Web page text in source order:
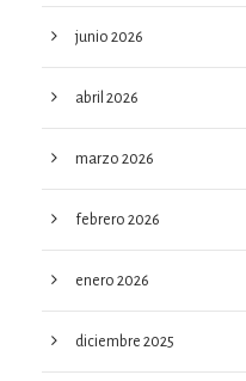
junio 2026
abril 2026
marzo 2026
febrero 2026
enero 2026
diciembre 2025